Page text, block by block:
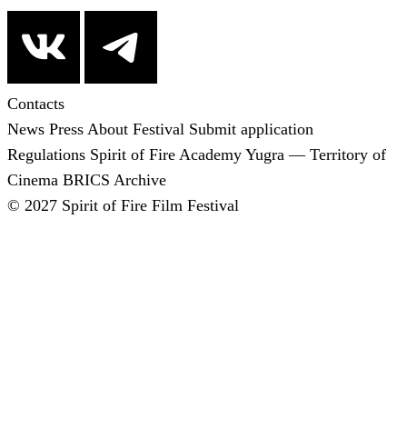
Contacts
News Press About Festival Submit application
Regulations Spirit of Fire Academy Yugra — Territory of
Cinema BRICS Archive
© 2027 Spirit of Fire Film Festival